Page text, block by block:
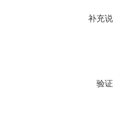
补充
验